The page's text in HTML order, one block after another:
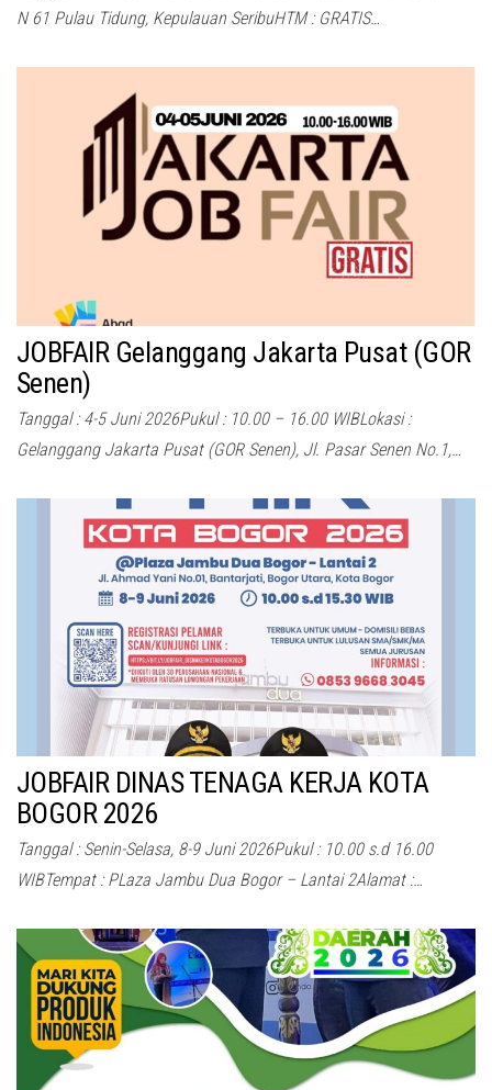
N 61 Pulau Tidung, Kepulauan SeribuHTM : GRATIS…
JOBFAIR Gelanggang Jakarta Pusat (GOR
Senen)
Tanggal : 4-5 Juni 2026Pukul : 10.00 – 16.00 WIBLokasi :
Gelanggang Jakarta Pusat (GOR Senen), Jl. Pasar Senen No.1,…
JOBFAIR DINAS TENAGA KERJA KOTA
BOGOR 2026
Tanggal : Senin-Selasa, 8-9 Juni 2026Pukul : 10.00 s.d 16.00
WIBTempat : PLaza Jambu Dua Bogor – Lantai 2Alamat :…